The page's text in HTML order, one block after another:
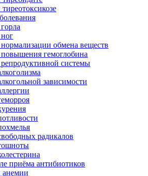
обмена веществ
гемоглобина
системы
зависимости
радикалов
приёма антибиотиков